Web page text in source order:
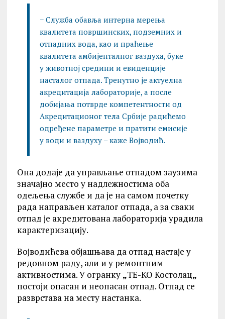
− Служба обавља интерна мерења
квалитета површинских, подземних и
отпадних вода, као и праћење
квалитета амбијенталног ваздуха, буке
у животној средини и евиденције
насталог отпада. Тренутно је актуелна
акредитација лабораторије, а после
добијања потврде компетентности од
Акредитационог тела Србије радићемо
одређене параметре и пратити емисије
у води и ваздуху – каже Војводић.
Она додаје да управљање отпадом заузима
значајно место у надлежностима оба
одељења службе и да је на самом почетку
рада направљен каталог отпада, а за сваки
отпад је акредитована лабораторија урадила
карактеризацију.
Војводићева објашњава да отпад настаје у
редовном раду, али и у ремонтним
активностима. У огранку „ТЕ-КО Костолац„
постоји опасан и неопасан отпад. Отпад се
разврстава на месту настанка.